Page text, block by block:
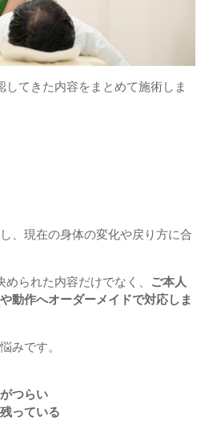
してきた内容をまとめて施術しま
、現在の身体の変化や戻り方に合
られた内容だけでなく、 ご本人
動作へオーダーメイドで対応しま
みです。
つらい
っている